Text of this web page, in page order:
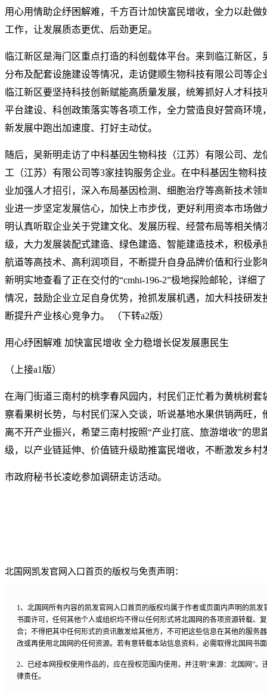
用心用情助企纾困解难，千方百计加快富民增收，全力以赴
工作，让发展质态更优、后劲更足。
临江新区是海门区重点打造的科创载体平台。来到临江新区
分布及配套设施建设等情况，走访健顺生物科技有限公司等
临江新区要坚持科技创新赋能高质量发展，统筹抓好人才科
平台建设、科创政策落实等各项工作，全力营造良好营商环境
新发展中跑出加速度、打好主动仗。
随后，吴新明走访了中科基因生物科技（江苏）有限公司、
工（江苏）有限公司等3家挂钩服务企业。在中科基因生物科
业加强人才招引，深入布局基因检测、细胞治疗等高新技术
业进一步坚定发展信心，加快上市步伐，更好利用资本市场
明认真听取企业关于党建文化、发展历程、经营布局等相关
级，大力发展装配式建造、绿色建造、智能建造技术，积极承
航道等高技术、高利润项目，不断提升自身品牌价值和行业影
新明实地查看了正在交付的“cmhi-196-2”极地探险邮轮，详细
情况，鼓励企业立足自身优势，抢抓发展机遇，加大科技研发
断提升产业核心竞争力。 （下转a2版）
用心纾困解难 加快富民增收 全力稳增长促发展惠民生
（上接a1版）
在海门街道三南村的桃李春风园内，村民们正忙着为黄桃树套
察看果树长势，与村民们深入交谈，听说基地水果供销两旺，
离不开产业振兴，希望三南村按照“产业打底、旅游增收”的思
级，以产业链延伸、价值链升级助推富民增收，不断激发乡村
市政府秘书长凌屹参加调研走访活动。
北国网凯发官网入口首页的版权与免责声明：
1、北国网所有内容的凯发官网入口首页的版权均属于作者或页面内声明的凯
书面许可，任何其他个人或组织均不得以任何形式将北国网的各项资源转载、
合；不得把其中任何形式的资讯散发给其他方，不可把这些信息在其他的服务
改或再使用北国网的任何资源。若有意转载本站信息资料，必需取得北国网书
2、已经本网授权使用作品的，应在授权范围内使用，并注明“来源：北国网”
律责任。